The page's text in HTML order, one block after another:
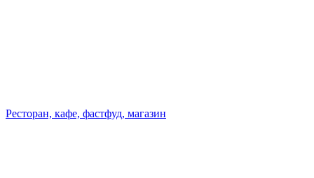
Ресторан, кафе, фастфуд, магазин